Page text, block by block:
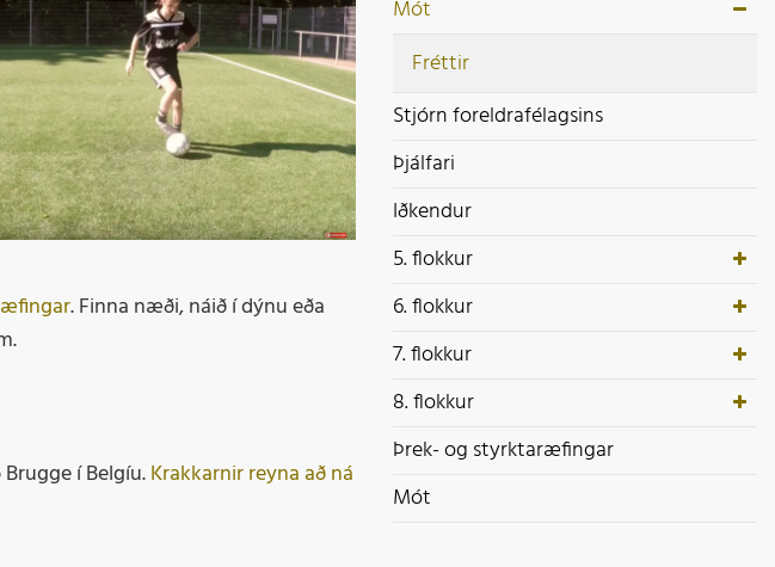
Mót
. Finna næði, náið í dýnu eða
í Belgíu.Krakkarnir reyna að ná
Mót
Fréttir
Stjórn foreldrafélagsins
Þjálfari
Iðkendur
5. flokkur
6. flokkur
7. flokkur
8. flokkur
Þrek- og styrktaræfingar
Mót